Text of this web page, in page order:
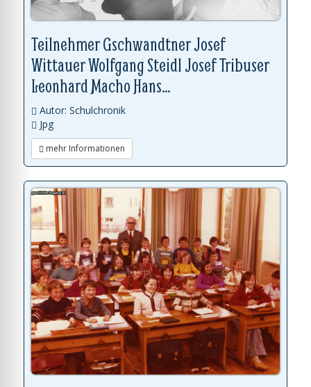
Teilnehmer Gschwandtner Josef
Wittauer Wolfgang Steidl Josef Tribuser
Leonhard Macho Hans...
Autor: Schulchronik
Jpg
mehr Informationen